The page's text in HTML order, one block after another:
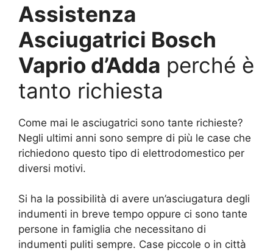
Assistenza
Asciugatrici Bosch
Vaprio d’Adda perché è
tanto richiesta
Come mai le asciugatrici sono tante richieste?
Negli ultimi anni sono sempre di più le case che
richiedono questo tipo di elettrodomestico per
diversi motivi.
Si ha la possibilità di avere un’asciugatura degli
indumenti in breve tempo oppure ci sono tante
persone in famiglia che necessitano di
indumenti puliti sempre. Case piccole o in città